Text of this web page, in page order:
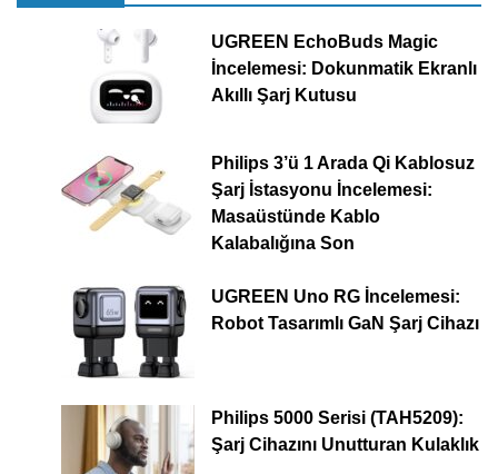
UGREEN EchoBuds Magic
İncelemesi: Dokunmatik Ekranlı
Akıllı Şarj Kutusu
Philips 3’ü 1 Arada Qi Kablosuz
Şarj İstasyonu İncelemesi:
Masaüstünde Kablo
Kalabalığına Son
UGREEN Uno RG İncelemesi:
Robot Tasarımlı GaN Şarj Cihazı
Philips 5000 Serisi (TAH5209):
Şarj Cihazını Unutturan Kulaklık